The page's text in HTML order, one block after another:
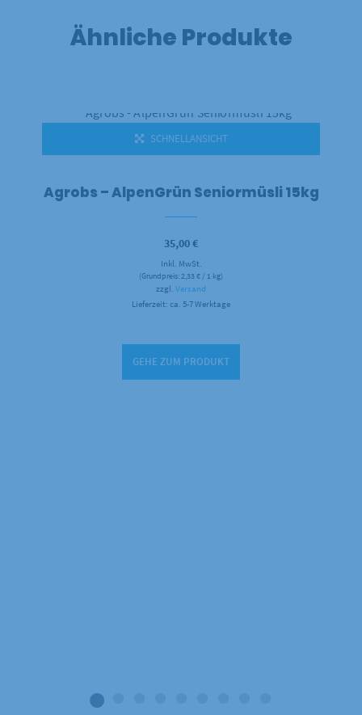
Ähnliche Produkte
SCHNELLANSICHT
Agrobs – AlpenGrün Seniormüsli 15kg
35,00€
Inkl. MwSt.
(Grundpreis:2,33 € / 1 kg)
zzgl.Versand
Lieferzeit: ca. 5-7 Werktage
GEHE ZUM PRODUKT